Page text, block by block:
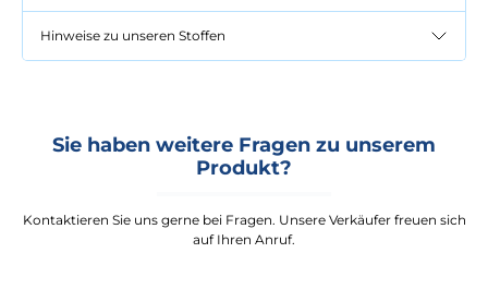
Hinweise zu unseren Stoffen
Sie haben weitere Fragen zu unserem
Produkt?
Kontaktieren Sie uns gerne bei Fragen. Unsere Verkäufer freuen sich
auf Ihren Anruf.